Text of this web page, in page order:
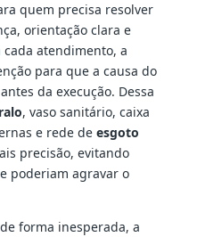
quem precisa resolver
orientação clara e
cada atendimento, a
para que a causa do
da execução. Dessa
ralo, vaso sanitário, caixa
e rede de esgoto
precisão, evitando
poderiam agravar o
forma inesperada, a